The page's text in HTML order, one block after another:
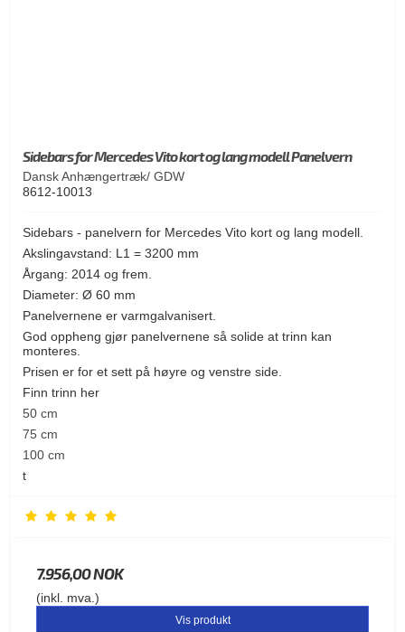
Sidebars for Mercedes Vito kort og lang modell Panelvern
Dansk Anhængertræk/ GDW
8612-10013
Sidebars - panelvern for Mercedes Vito kort og lang modell.
Akslingavstand: L1 = 3200 mm
Årgang: 2014 og frem.
Diameter: Ø 60 mm
Panelvernene er varmgalvanisert.
God oppheng gjør panelvernene så solide at trinn kan
monteres.
Prisen er for et sett på høyre og venstre side.
Finn trinn her
50 cm
75 cm
100 cm
t
7.956,00 NOK
(inkl. mva.)
Vis produkt